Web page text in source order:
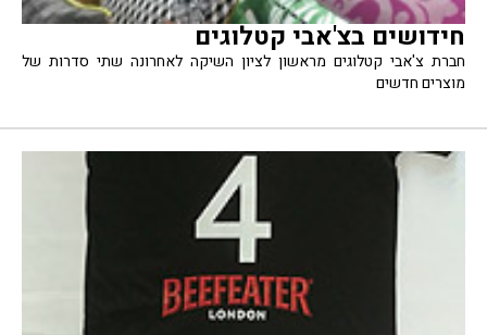
חידושים בצ'אבי קטלוגים
חברת צ'אבי קטלוגים מראשון לציון השיקה לאחרונה שתי סדרות של
מוצרים חדשים